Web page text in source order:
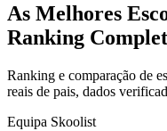
As Melhores
Ranking
Ranking e comparação de
reais de pais, dados
Equipa Skoolist